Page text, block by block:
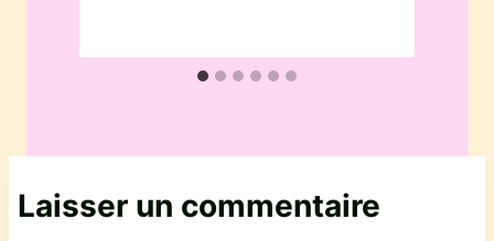
Laisser un commentaire